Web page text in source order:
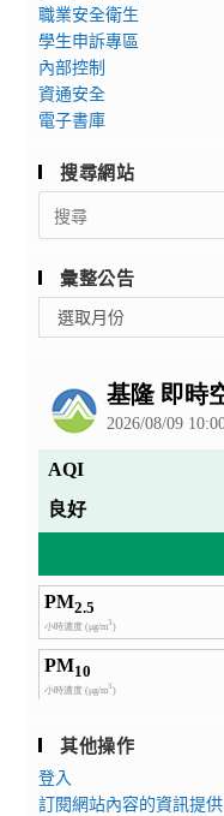
職業安全衛生
學生申訴專區
內部控制
資通安全
電子書庫
搜尋網站
Search
for:
彙整公告
整
選取月份
其他操作
登入
訂閱網站內容的資訊提供